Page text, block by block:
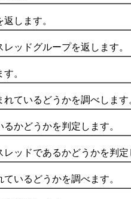
します。
ドグループを返します。
。
いるどうかを調べします
どうかを判定します。
ドであるかどうかを判定
るどうかを調べます。